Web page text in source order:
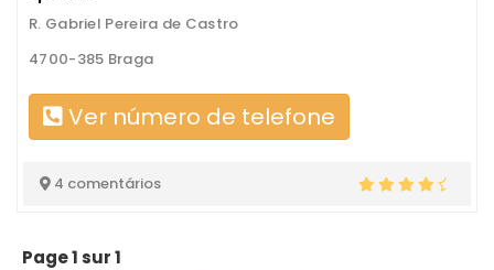
R. Gabriel Pereira de Castro
4700-385 Braga
Ver número de telefone
4 comentários
Page 1 sur 1